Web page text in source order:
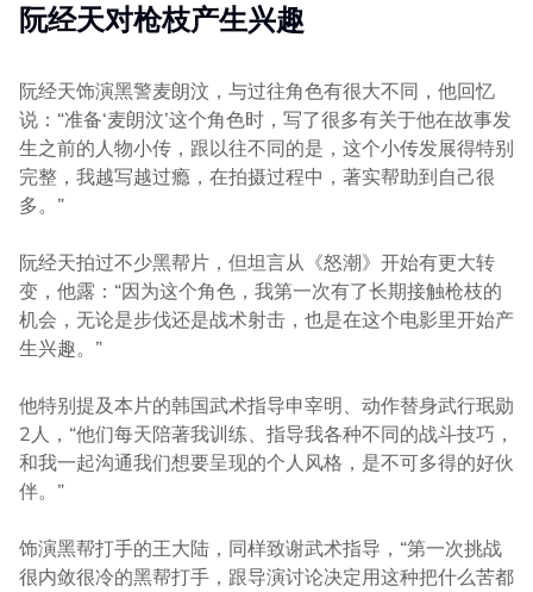
阮经天对枪枝产生兴趣
阮经天饰演黑警麦朗汶，与过往角色有很大不同，他回忆
说：“准备‘麦朗汶’这个角色时，写了很多有关于他在故事发
生之前的人物小传，跟以往不同的是，这个小传发展得特别
完整，我越写越过瘾，在拍摄过程中，著实帮助到自己很
多。”
阮经天拍过不少黑帮片，但坦言从《怒潮》开始有更大转
变，他露：“因为这个角色，我第一次有了长期接触枪枝的
机会，无论是步伐还是战术射击，也是在这个电影里开始产
生兴趣。”
他特别提及本片的韩国武术指导申宰明、动作替身武行珉勋
2人，“他们每天陪著我训练、指导我各种不同的战斗技巧，
和我一起沟通我们想要呈现的个人风格，是不可多得的好伙
伴。”
饰演黑帮打手的王大陆，同样致谢武术指导，“第一次挑战
很内敛很冷的黑帮打手，跟导演讨论决定用这种把什么苦都